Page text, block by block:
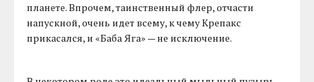
планете. Впрочем, таинственный флер, отчасти
напускной, очень идет всему, к чему Крепакс
прикасался, и «Баба Яга» — не исключение.